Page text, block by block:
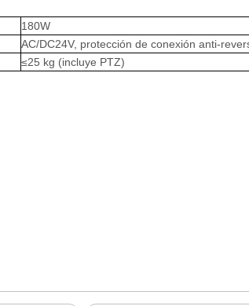
180W
AC/DC24V, protección de conexión anti-
≤25 kg (incluye PTZ)